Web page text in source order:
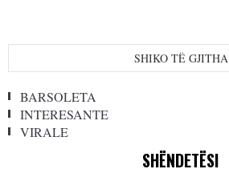
SHIKO TË GJITHA
BARSOLETA
INTERESANTE
VIRALE
SHËNDETËSI